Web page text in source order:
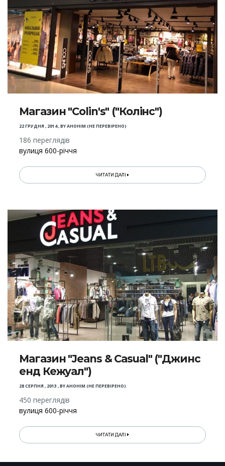
Магазин "Colin's" ("Колінс")
22 ГРУДНЯ , 2014,BYАНОНІМ (НЕ ПЕРЕВІРЕНО)
186 переглядів
вулиця 600-річчя
ЧИТАТИ ДАЛІ
Магазин "Jeans & Casual" ("Джинс
енд Кежуал")
28 СЕРПНЯ , 2013 ,BYАНОНІМ (НЕ ПЕРЕВІРЕНО)
450 переглядів
вулиця 600-річчя
ЧИТАТИ ДАЛІ